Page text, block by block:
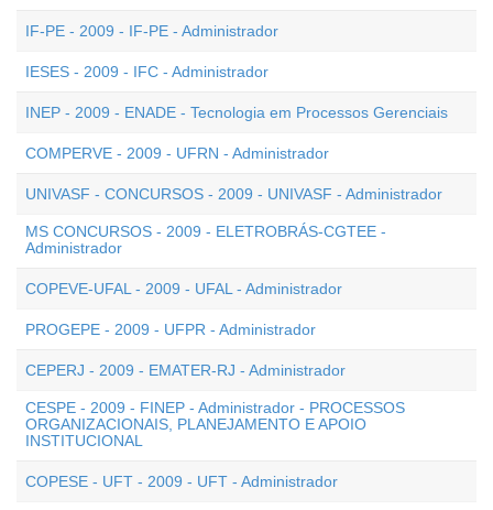
IF-PE - 2009 - IF-PE - Administrador
IESES - 2009 - IFC - Administrador
INEP - 2009 - ENADE - Tecnologia em Processos Gerenciais
COMPERVE - 2009 - UFRN - Administrador
UNIVASF - CONCURSOS - 2009 - UNIVASF - Administrador
MS CONCURSOS - 2009 - ELETROBRÁS-CGTEE -
Administrador
COPEVE-UFAL - 2009 - UFAL - Administrador
PROGEPE - 2009 - UFPR - Administrador
CEPERJ - 2009 - EMATER-RJ - Administrador
CESPE - 2009 - FINEP - Administrador - PROCESSOS
ORGANIZACIONAIS, PLANEJAMENTO E APOIO
INSTITUCIONAL
COPESE - UFT - 2009 - UFT - Administrador